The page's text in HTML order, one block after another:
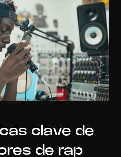
clave de
de rap